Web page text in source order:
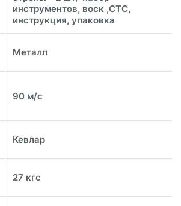
инструментов, воск ,СТС,
инструкция, упаковка
Металл
90 м/с
Кевлар
27 кгс